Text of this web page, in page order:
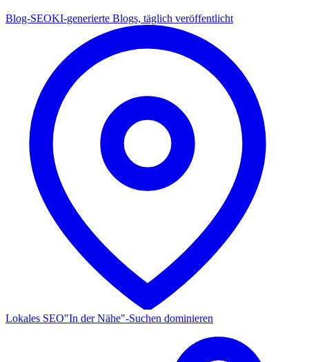
Blog-SEOKI-generierte Blogs, täglich veröffentlicht
Lokales SEO"In der Nähe"-Suchen dominieren